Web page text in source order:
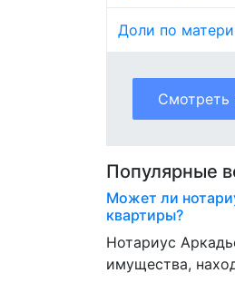
Доли по
Смотреть
Популярные
Может ли
квартиры?
Нотариус
имущества,